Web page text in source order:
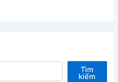
Tìm
kiếm